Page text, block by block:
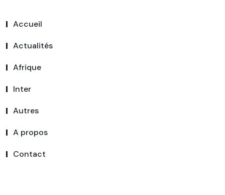
Accueil
Actualités
Afrique
Inter
Autres
A propos
Contact